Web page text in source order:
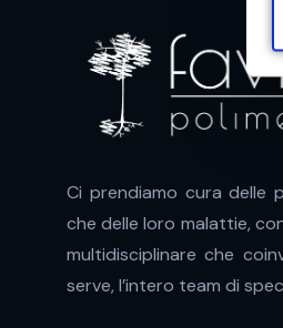
e
d
e
o
n
s
e
Ci prendiamo cura delle
che delle loro malattie,
multidisciplinare che
serve, l’intero team di